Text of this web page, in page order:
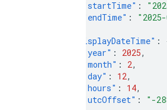
"startTime" :
"endTime" :
"displayDateTime" :
"year" : 2025,
"month" : 2,
"day" : 12,
"hours" : 14,
"utcOffset" :
"-